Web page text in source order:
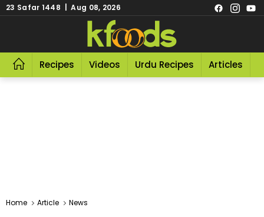
23 Safar 1448 | Aug 08, 2026
Recipes Videos Urdu Recipes Articles
Home Article News